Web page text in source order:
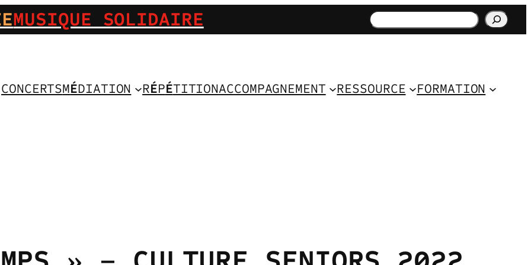
MUSIQUE SOLIDAIRE Rechercher
CONCERTSMÉDIATION RÉPÉTITIONACCOMPAGNEMENT RESSOURCE FORMATION